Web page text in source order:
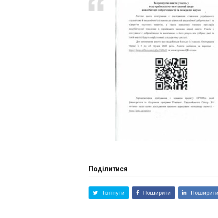
Поділитися
Твітнути Поширити Поширити